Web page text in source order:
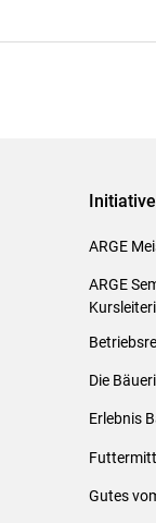
ARGE
ARGE
Die
Erlebnis
Gutes